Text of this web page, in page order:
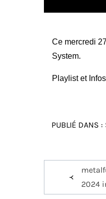
Ce mercredi
System.
Playlist et
PUBLIÉ DANS :
de
2024